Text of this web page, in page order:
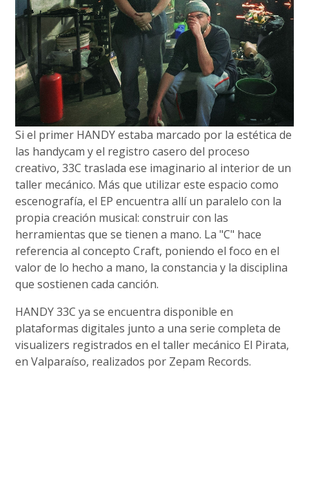
Si el primer HANDY estaba marcado por la estética de
las handycam y el registro casero del proceso
creativo, 33C traslada ese imaginario al interior de un
taller mecánico. Más que utilizar este espacio como
escenografía, el EP encuentra allí un paralelo con la
propia creación musical: construir con las
herramientas que se tienen a mano. La "C" hace
referencia al concepto Craft, poniendo el foco en el
valor de lo hecho a mano, la constancia y la disciplina
que sostienen cada canción.
HANDY 33C ya se encuentra disponible en
plataformas digitales junto a una serie completa de
visualizers registrados en el taller mecánico El Pirata,
en Valparaíso, realizados por Zepam Records.